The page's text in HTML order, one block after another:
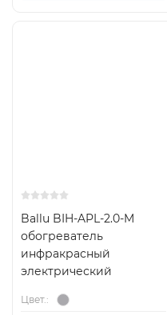
Ballu BIH-APL-2.0-M
обогреватель
инфракрасный
электрический
Цвет.: